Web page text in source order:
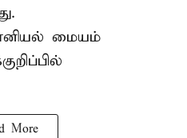
மையம்
More